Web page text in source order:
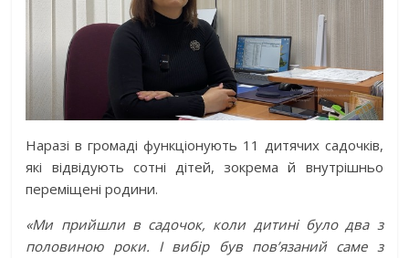
Наразі в громаді функціонують 11 дитячих садочків,
які відвідують сотні дітей, зокрема й внутрішньо
переміщені родини.
«Ми прийшли в садочок, коли дитині було два з
половиною роки. І вибір був пов’язаний саме з